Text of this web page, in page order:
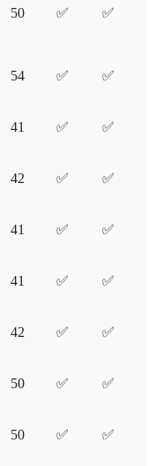
50 ✅ ✅
54 ✅ ✅
41 ✅ ✅
42 ✅ ✅
41 ✅ ✅
41 ✅ ✅
42 ✅ ✅
50 ✅ ✅
50 ✅ ✅